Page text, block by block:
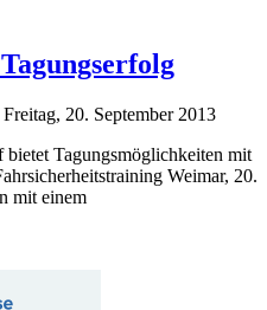
Freitag, 20. September 2013
Tagungsmöglichkeiten mit
Weimar, 20.
mit einem